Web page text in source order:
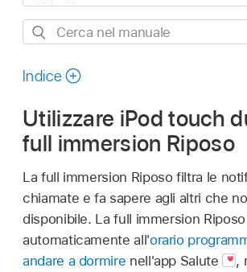
Cerca
manuale
Indice
Utilizzare iPod touch
full immersion Riposo
La full immersion Riposo filtra le
chiamate e fa sapere agli altri che
disponibile. La full immersion
automaticamente all'orario
andare a dormire nell'app Salute ,